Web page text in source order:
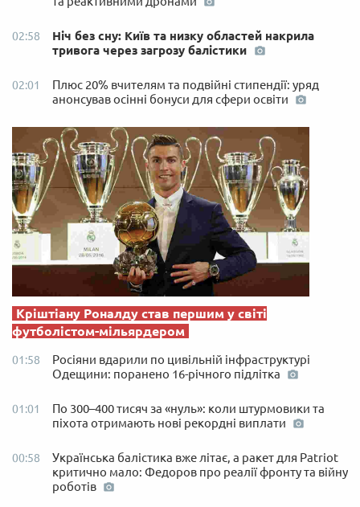
02:58
Ніч без сну: Київ та низку областей накрила
тривога через загрозу балістики
02:01
Плюс 20% вчителям та подвійні стипендії: уряд
анонсував осінні бонуси для сфери освіти
Кріштіану Роналду став першим у світі
футболістом-мільярдером
01:58
Росіяни вдарили по цивільній інфраструктурі
Одещини: поранено 16-річного підлітка
01:01
По 300–400 тисяч за «нуль»: коли штурмовики та
піхота отримають нові рекордні виплати
00:58
Українська балістика вже літає, а ракет для Patriot
критично мало: Федоров про реалії фронту та війну
роботів